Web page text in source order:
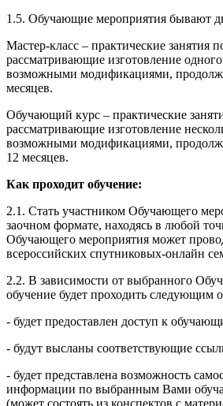
1.5. Обучающие мероприятия бывают
Мастер-класс – практические занятия
рассматривающие изготовление
возможными модификациями,
месяцев.
Обучающий курс – практические
рассматривающие изготовление
возможными модификациями,
12 месяцев.
Как проходит обучение:
2.1. Стать участником Обучающего
заочном формате, находясь в любой
Обучающего мероприятия может
всероссийских спутниковых-онлайн
2.2. В зависимости от выбранного
обучение будет проходить следующим
- будет предоставлен доступ к
- будут высланы соответствующие
- будет представлена возможность
информации по выбранным Вами
(может состоять из конспектов с